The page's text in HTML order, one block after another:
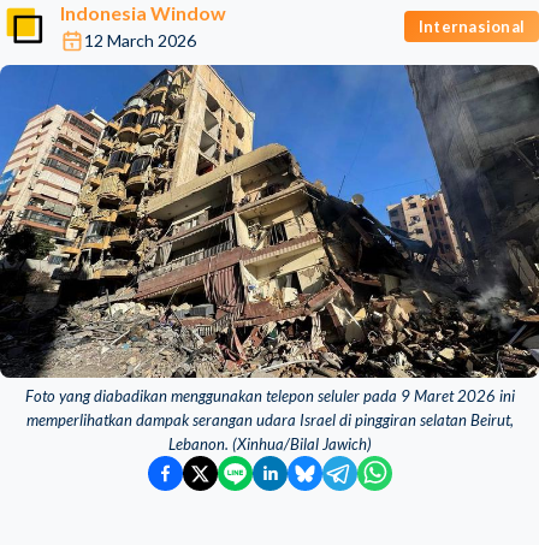
Indonesia Window
12 March 2026
Internasional
Foto yang diabadikan menggunakan telepon seluler pada 9 Maret 2026 ini
memperlihatkan dampak serangan udara Israel di pinggiran selatan Beirut,
Lebanon. (Xinhua/Bilal Jawich)